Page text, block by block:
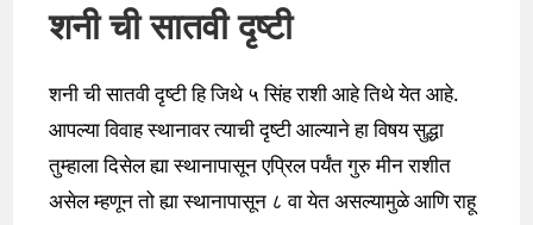
शनी ची सातवी दृष्टी
शनी ची सातवी दृष्टी हि जिथे ५ सिंह राशी आहे तिथे येत आहे.
आपल्या विवाह स्थानावर त्याची दृष्टी आल्याने हा विषय सुद्धा
तुम्हाला दिसेल ह्या स्थानापासून एप्रिल पर्यंत गुरु मीन राशीत
असेल म्हणून तो ह्या स्थानापासून ८ वा येत असल्यामुळे आणि राहू